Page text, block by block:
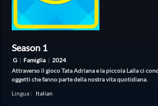
Season 1
G | Famiglia | 2024
Attraverso il gioco Tata Adriana e la piccola Lalla ci
oggetti che fanno parte della nostra vita quotidiana.
Lingua: Italian